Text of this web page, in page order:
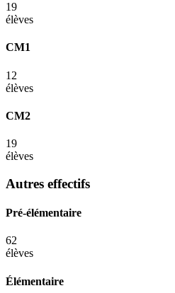
19
élèves
CM1
12
élèves
CM2
19
élèves
Autres effectifs
Pré-élémentaire
62
élèves
Élémentaire